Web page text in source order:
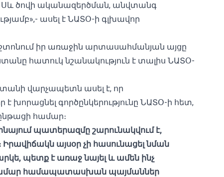
Սև ծովի ականազերծման, անվտանգ
ասել է ՆԱՏՕ-ի գլխավոր
իր առաջին արտասահմանյան այցը
հատուկ նշանակություն է տալիս ՆԱՏՕ-
վարչապետն ասել է, որ
խորացնել գործընկերությունը ՆԱՏՕ-ի հետ,
համար։
պատերազմը շարունակվում է,
այսօր չի հասունացել նման
պետք է առաջ նայել և ամեն ինչ
համապատասխան պայմաններ